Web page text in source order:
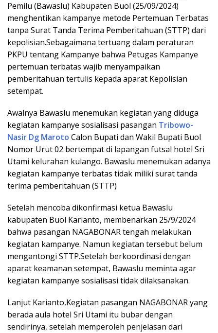
Pemilu (Bawaslu) Kabupaten Buol (25/09/2024)
menghentikan kampanye metode Pertemuan Terbatas
tanpa Surat Tanda Terima Pemberitahuan (STTP) dari
kepolisian.Sebagaimana tertuang dalam peraturan
PKPU tentang Kampanye bahwa Petugas Kampanye
pertemuan terbatas wajib menyampaikan
pemberitahuan tertulis kepada aparat Kepolisian
setempat.
Awalnya Bawaslu menemukan kegiatan yang diduga
kegiatan kampanye sosialisasi pasangan Tribowo-
Nasir Dg Maroto Calon Bupati dan Wakil Bupati Buol
Nomor Urut 02 bertempat di lapangan futsal hotel Sri
Utami kelurahan kulango. Bawaslu menemukan adanya
kegiatan kampanye terbatas tidak miliki surat tanda
terima pemberitahuan (STTP)
Setelah mencoba dikonfirmasi ketua Bawaslu
kabupaten Buol Karianto, membenarkan 25/9/2024
bahwa pasangan NAGABONAR tengah melakukan
kegiatan kampanye. Namun kegiatan tersebut belum
mengantongi STTP.Setelah berkoordinasi dengan
aparat keamanan setempat, Bawaslu meminta agar
kegiatan kampanye sosialisasi tidak dilaksanakan.
Lanjut Karianto,Kegiatan pasangan NAGABONAR yang
berada aula hotel Sri Utami itu bubar dengan
sendirinya, setelah memperoleh penjelasan dari